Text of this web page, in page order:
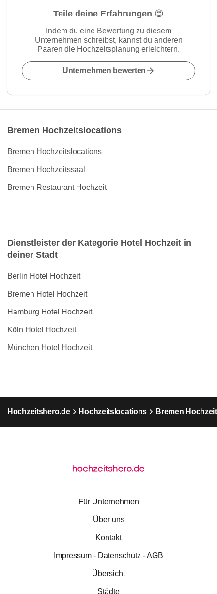
Teile deine Erfahrungen 😍
Indem du eine Bewertung zu diesem
Unternehmen schreibst, kannst du anderen
Paaren die Hochzeitsplanung erleichtern.
Unternehmen bewerten
Bremen Hochzeitslocations
Bremen Hochzeitslocations
Bremen Hochzeitssaal
Bremen Restaurant Hochzeit
Dienstleister der Kategorie Hotel Hochzeit in
deiner Stadt
Berlin Hotel Hochzeit
Bremen Hotel Hochzeit
Hamburg Hotel Hochzeit
Köln Hotel Hochzeit
München Hotel Hochzeit
Hochzeitshero.de Hochzeitslocations Bremen
Für Unternehmen
Über uns
Kontakt
Impressum - Datenschutz - AGB
Übersicht
Städte